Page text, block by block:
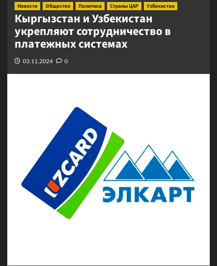
Новости
Общество Политика Страны ЦАР Узбекистан
Кыргызстан и Узбекистан
укрепляют сотрудничество в
платежных системах
03.11.2024 0